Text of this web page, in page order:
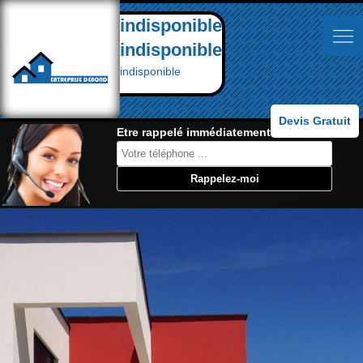
indisponible
indisponible
indisponible
Devis Gratuit
Etre rappelé immédiatement: